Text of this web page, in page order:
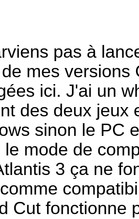
pas à
mes versions
ici. J'ai un
des deux
sinon le PC
le mode de
3 ça ne
Cut fonctionne